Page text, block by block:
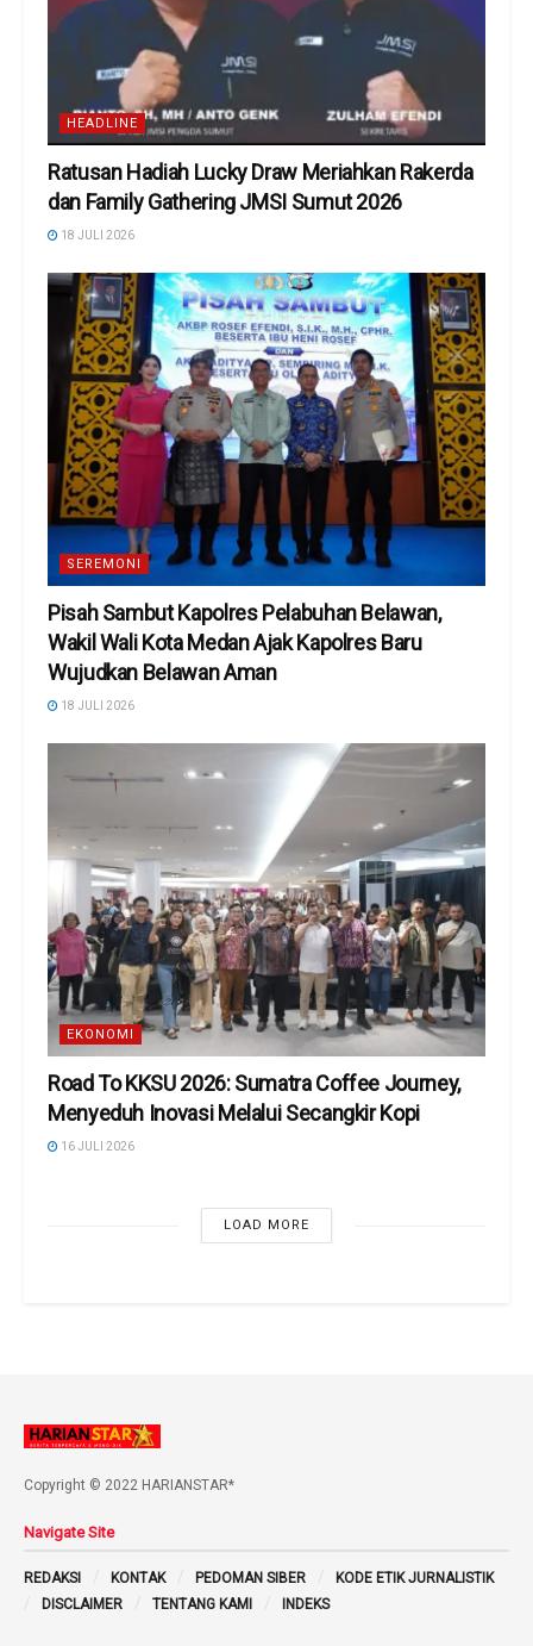
HEADLINE
Ratusan Hadiah Lucky Draw Meriahkan Rakerda
dan Family Gathering JMSI Sumut 2026
18 JULI 2026
SEREMONI
Pisah Sambut Kapolres Pelabuhan Belawan,
Wakil Wali Kota Medan Ajak Kapolres Baru
Wujudkan Belawan Aman
18 JULI 2026
EKONOMI
Road To KKSU 2026: Sumatra Coffee Journey,
Menyeduh Inovasi Melalui Secangkir Kopi
16 JULI 2026
LOAD MORE
Copyright © 2022 HARIANSTAR*
Navigate Site
REDAKSI KONTAK PEDOMAN SIBER
KODE ETIK JURNALISTIK
DISCLAIMER
TENTANG KAMI INDEKS